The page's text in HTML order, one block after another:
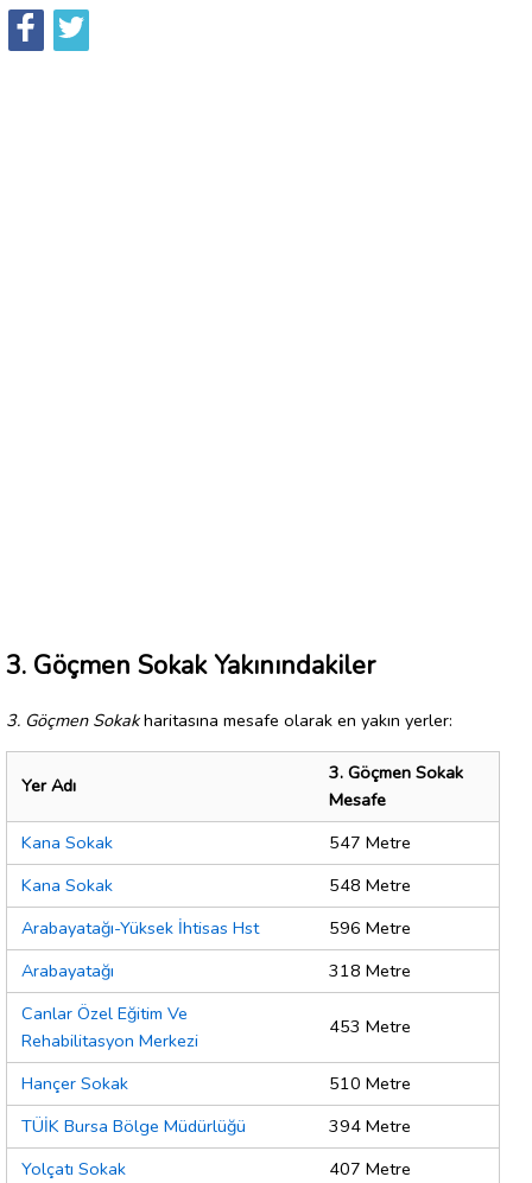
3. Göçmen Sokak Yakınındakiler
3. Göçmen Sokakharitasına mesafe olarak en yakın yerler:
Yer Adı
3. Göçmen Sokak
Mesafe
Kana Sokak
547 Metre
Kana Sokak
548 Metre
Arabayatağı-Yüksek İhtisas Hst
596 Metre
Arabayatağı
318 Metre
Canlar Özel Eğitim Ve
Rehabilitasyon Merkezi
453 Metre
Hançer Sokak
510 Metre
TÜİK Bursa Bölge Müdürlüğü
394 Metre
Yolçatı Sokak
407 Metre